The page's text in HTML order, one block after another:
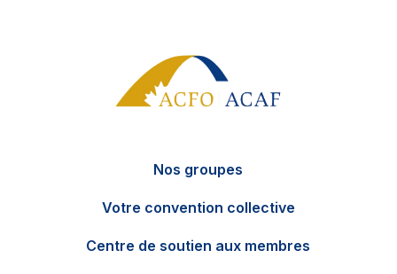
Nos groupes
Votre convention collective
Centre de soutien aux membres